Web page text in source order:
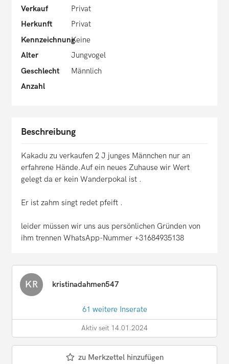
Verkauf
Privat
Herkunft
Privat
KennzeichnungKeine
Alter
Jungvogel
Geschlecht
Männlich
Anzahl
Beschreibung
Kakadu zu verkaufen 2 J junges Männchen nur an
erfahrene Hände.Auf ein neues Zuhause wir Wert
gelegt da er kein Wanderpokal ist .
Er ist zahm singt redet pfeift .
leider müssen wir uns aus persönlichen Gründen von
ihm trennen WhatsApp-Nummer +31684935138
KR kristinadahmen547
61 weitere Inserate
Aktiv seit 14.01.2024
zu Merkzettel hinzufügen